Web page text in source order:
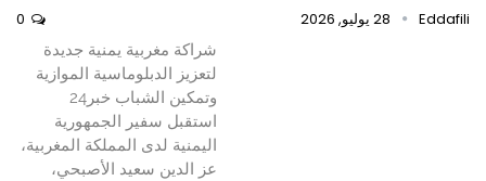
Eddafili 28 يوليو, 2026
شراكة مغربية يمنية جديدة
لتعزيز الدبلوماسية الموازية
وتمكين الشباب خبر24
استقبل سفير الجمهورية
اليمنية لدى المملكة المغربية،
عز الدين سعيد الأصبحي،